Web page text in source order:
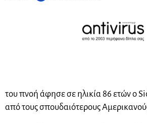
του πνοή άφησε σε ηλικία 86 ετών ο
από τους σπουδαιότερους